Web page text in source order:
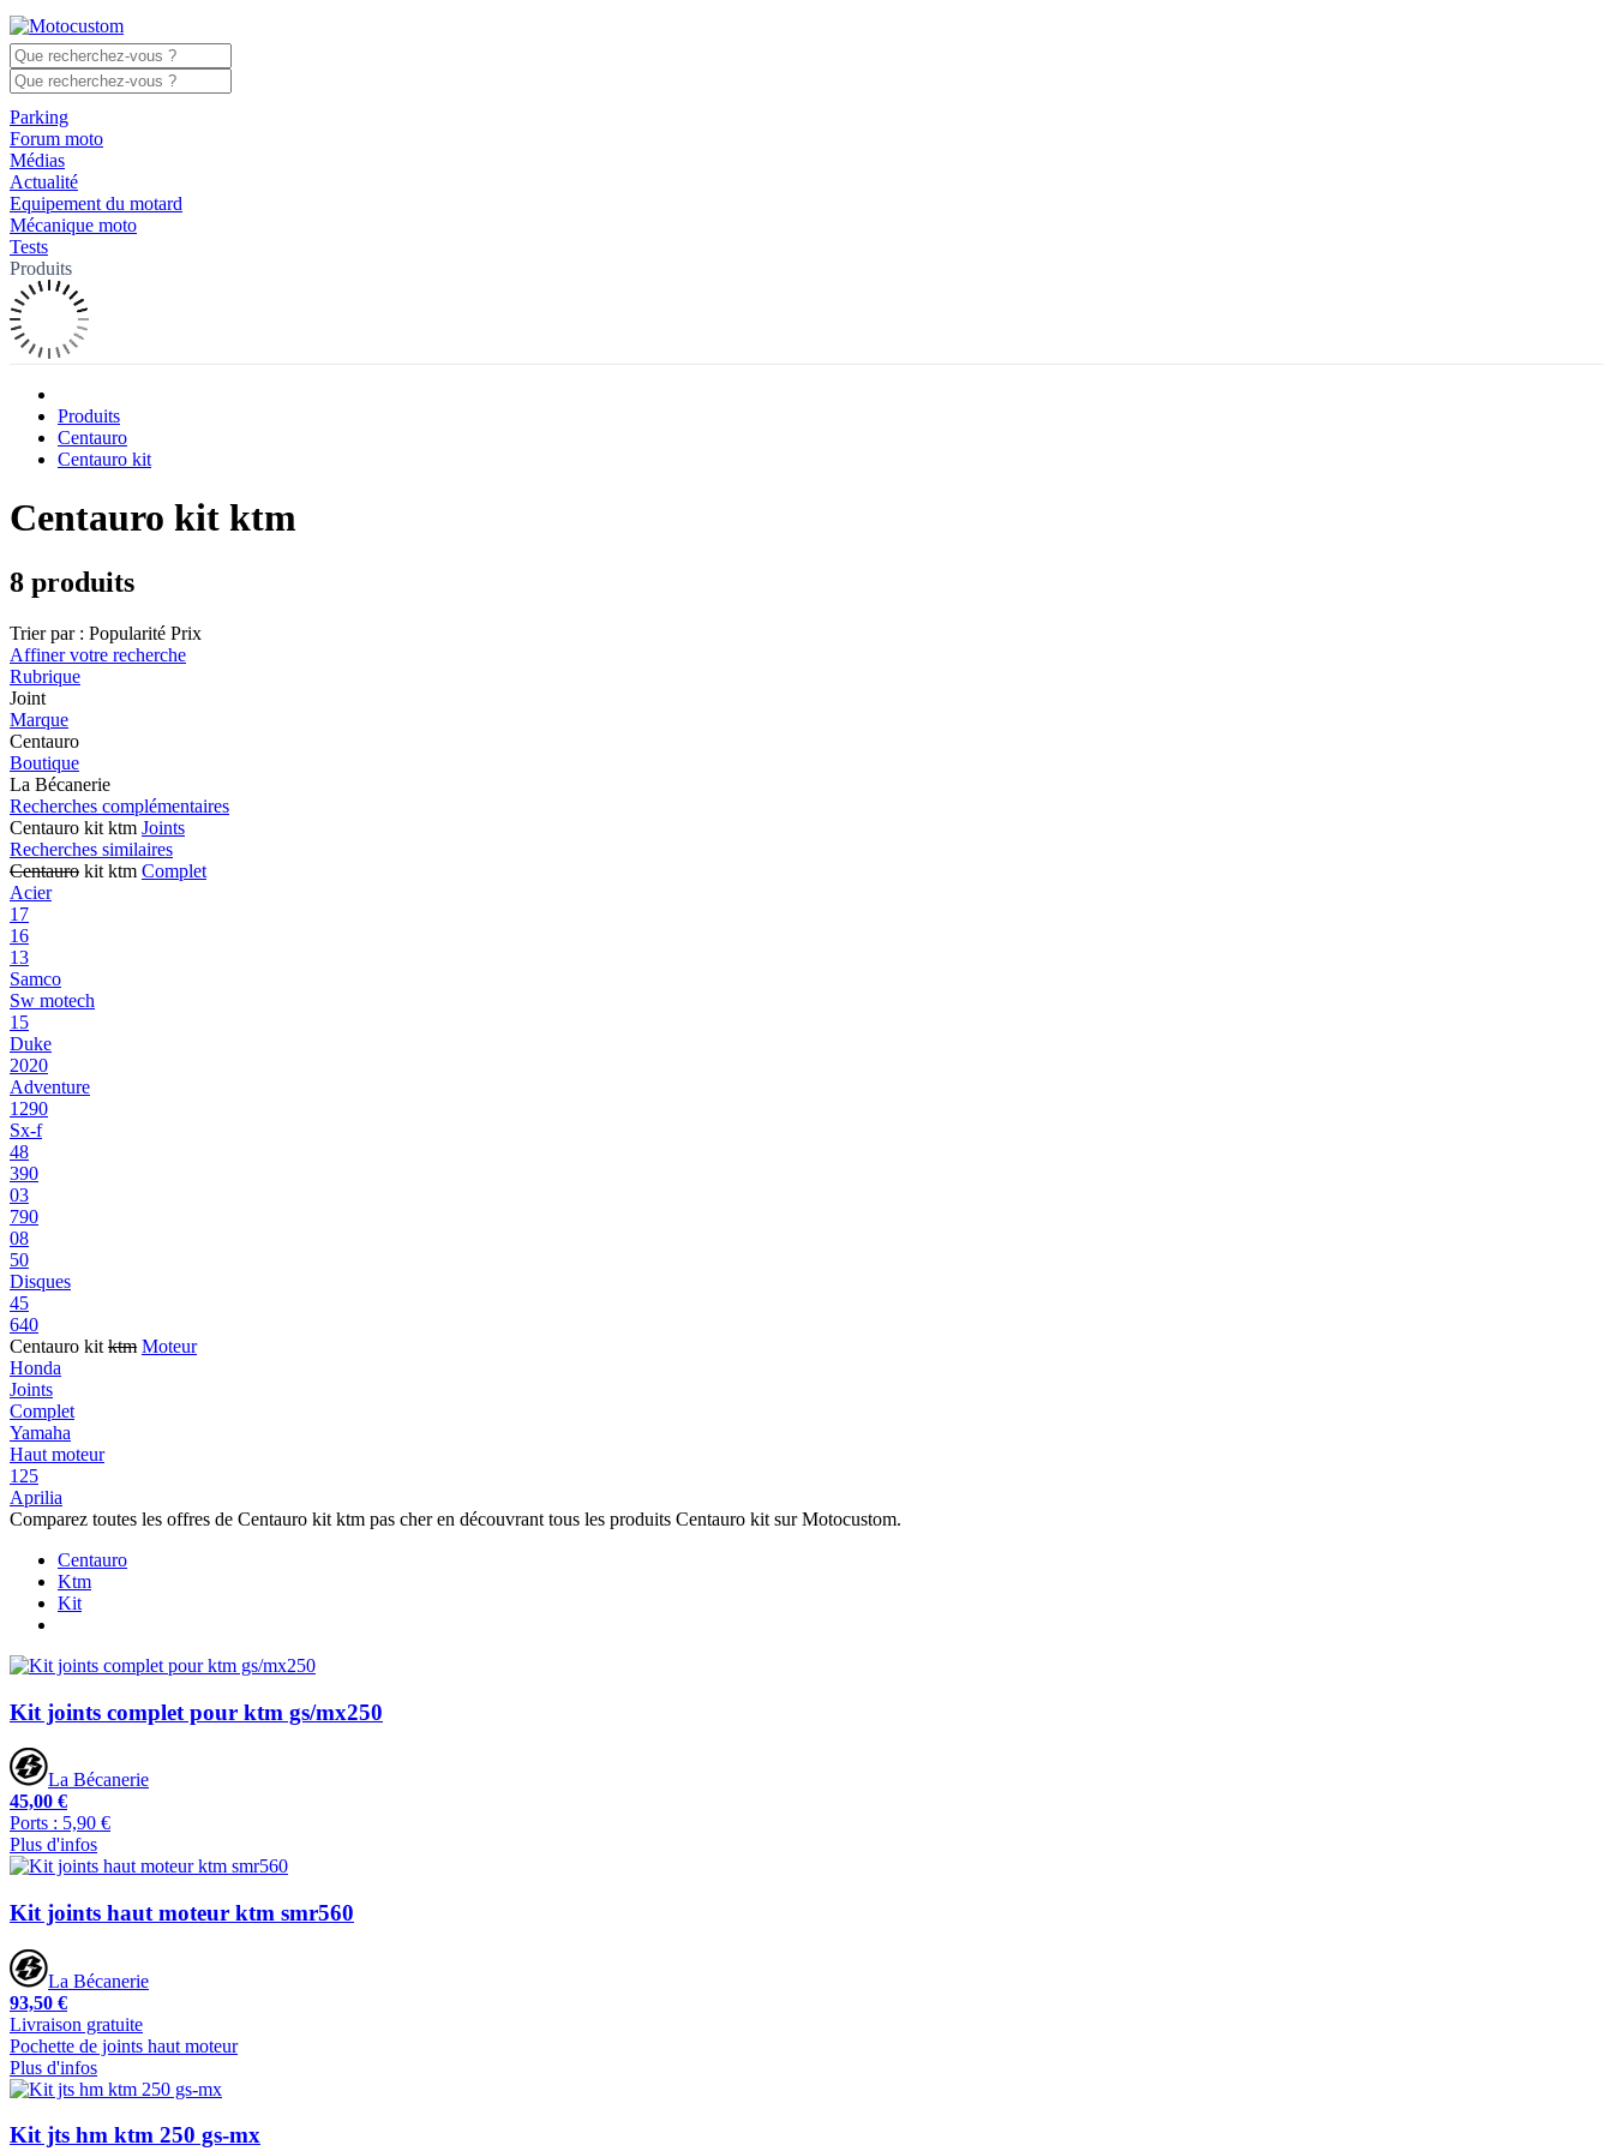
Parking
Forum moto
Médias
Actualité
Equipement du motard
Mécanique moto
Tests
Produits
Produits
Centauro
Centauro kit
Centauro kit ktm
8 produits
Trier par : Popularité Prix
Affiner votre recherche
Rubrique
Joint
Marque
Centauro
Boutique
La Bécanerie
Recherches complémentaires
Centauro kit ktm Joints
Recherches similaires
Centauro kit ktm Complet
Acier
17
16
13
Samco
Sw motech
15
Duke
2020
Adventure
1290
Sx-f
48
390
03
790
08
50
Disques
45
640
Centauro kit ktm Moteur
Honda
Joints
Complet
Yamaha
Haut moteur
125
Aprilia
Comparez toutes les offres de Centauro kit ktm pas cher en découvrant tous les produits Centauro kit sur Motocustom.
Centauro
Ktm
Kit
Kit joints complet pour ktm gs/mx250
La Bécanerie
45,00 €
Ports : 5,90 €
Plus d'infos
Kit joints haut moteur ktm smr560
La Bécanerie
93,50 €
Livraison gratuite
Pochette de joints haut moteur
Plus d'infos
Kit jts hm ktm 250 gs-mx